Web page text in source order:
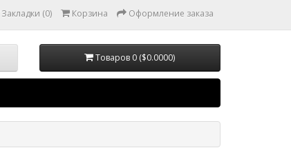
Закладки (0) Корзина Оформление заказа
Товаров 0 ($0.0000)